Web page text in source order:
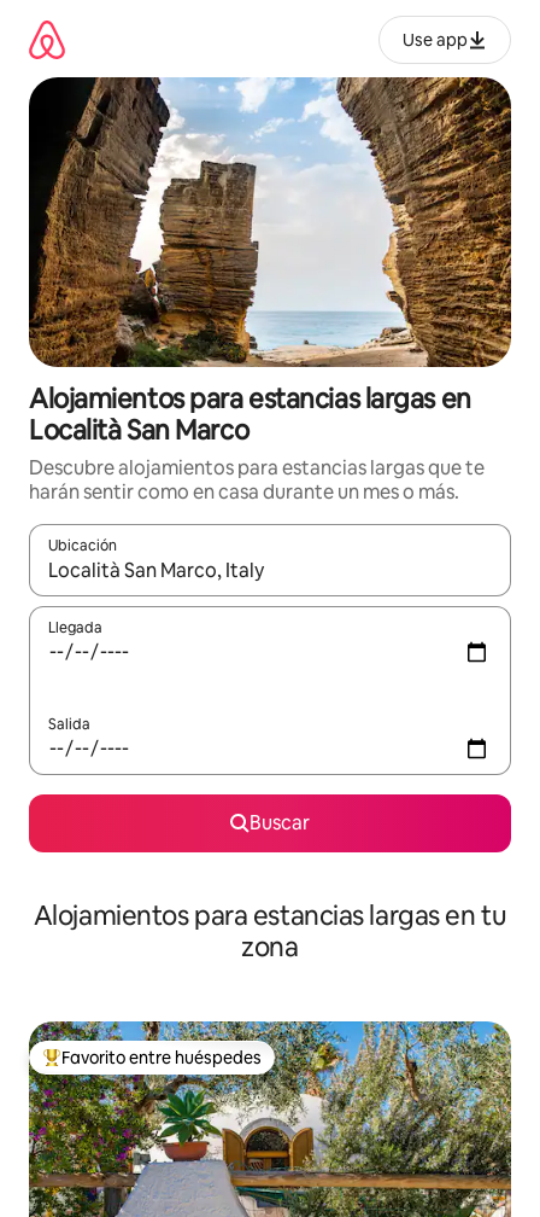
contenido
Use app
Alojamientos para estancias largas en
Località San Marco
Descubre alojamientos para estancias largas que te
harán sentir como en casa durante un mes o más.
Ubicación
Cuando los resultados estén disponibles, podrás navegar
Llegada
Salida
Buscar
Alojamientos para estancias largas en tu
zona
De los mejores en Favorito entre huéspedes
Favorito entre huéspedes